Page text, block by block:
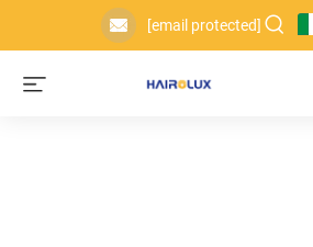
[email protected]